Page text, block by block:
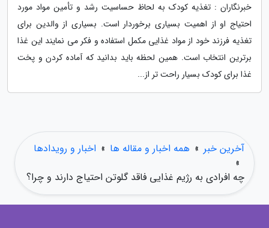
خبرنگاران : تغذیه کودک به لحاظ حساسیت رشد و تأمین مواد مورد
احتیاج او از اهمیت بسیاری برخوردار است. بسیاری از والدین برای
تغذیه فرزند خود از مواد غذایی مکمل استفاده و فکر می نمایند این غذا
برترین انتخاب است. همین لحظه باید بدانید که آماده کردن و پخت
غذا برای کودک بسیار راحت تر از...
آخرین خبر » همه اخبار و مقاله ها » اخبار و رویدادها
»
چه افرادی به رژیم غذایی فاقد گلوتن احتیاج دارند و چرا؟